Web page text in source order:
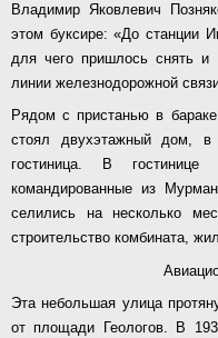
Владимир Яковлевич
этом буксире: «До станции
для чего пришлось снять и
линии железнодорожной
Рядом с пристанью в
стоял двухэтажный дом, в
гостиница. В
командированные из
селились на несколько
строительство комбината,
Эта небольшая улица
от площади Геологов. В